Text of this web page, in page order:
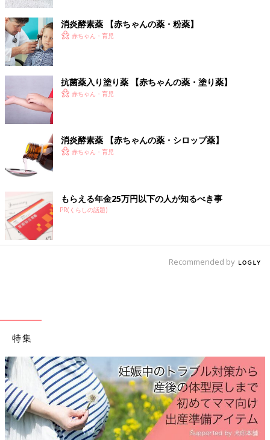
・抗ヒスタミン薬
・気管支拡張薬
・抗菌薬
・抗アレルギー薬
・消炎酵素薬
・抗ウイルス薬1
抗ウイルス薬2
・整腸薬
乳糖分解酵素
・内服用電解質薬
便秘薬
吐きけ止め
・シロップ薬の飲ませ方と保管方法
口内用の薬
・消炎酵素薬
・鎮咳薬・去痰薬
・抗ヒスタミン薬
・抗アレルギー薬
・鉄剤
・抗ウイルス薬入り塗り薬
・
皮膚保護薬・保湿薬
・
口内用の薬
・坐薬の入れ方と保管方法
・解熱鎮痛薬
・便秘薬
・抗けいれん薬
消炎酵素薬 【赤ちゃんの薬・粉薬】
赤ちゃん・育児
抗菌薬入り塗り薬 【赤ちゃんの薬・塗り薬】
赤ちゃん・育児
消炎酵素薬 【赤ちゃんの薬・シロップ薬】
赤ちゃん・育児
もらえる年金25万円以下の人が知るべき事
PR(くらしの話題)
Recommended by
特集